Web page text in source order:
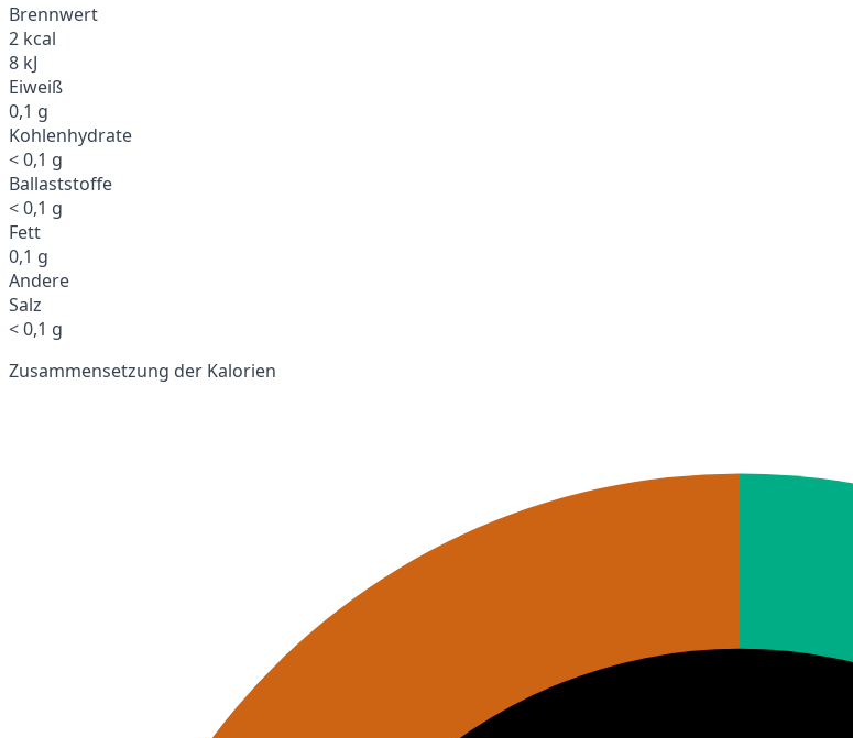
Brennwert
2 kcal
8 kJ
Eiweiß
0,1 g
Kohlenhydrate
< 0,1 g
Ballaststoffe
< 0,1 g
Fett
0,1 g
Andere
Salz
< 0,1 g
Zusammensetzung der Kalorien